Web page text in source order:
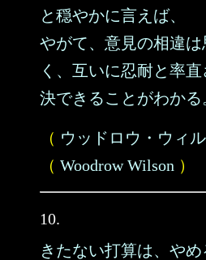
と穏やかに言えば、
やがて、意見の相違
く、互いに忍耐と率
決できることがわかる
（ ウッドロウ・ウィ
（ Woodrow Wilson ）
10.
きたない打算は、やめ